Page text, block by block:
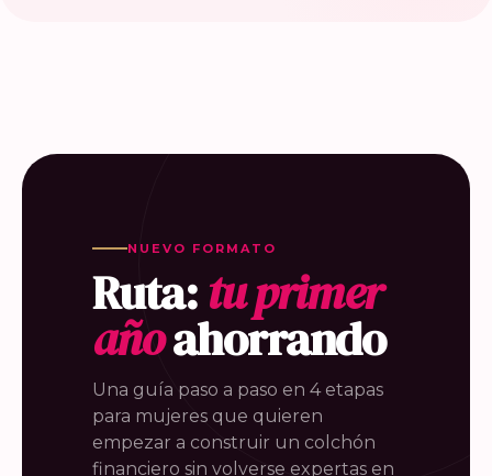
NUEVO FORMATO
Ruta:tu primer
añoahorrando
Una guía paso a paso en 4 etapas
para mujeres que quieren
empezar a construir un colchón
financiero sin volverse expertas en